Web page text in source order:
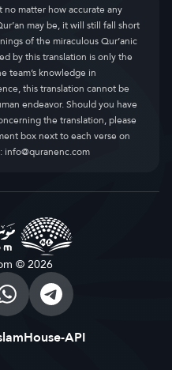
matter how accurate any
may be, it will still fall short
of the miraculous Qur’anic
by this translation is only the
team’s knowledge in
this translation cannot be
endeavor. Should you have
the translation, please
box next to each verse on
info@quranenc.com
© 2026
API